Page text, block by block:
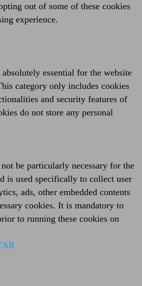
out of some of these cookies
experience.
absolutely essential for the website
category only includes cookies
and security features of
do not store any personal
be particularly necessary for the
is used specifically to collect user
ads, other embedded contents
cookies. It is mandatory to
to running these cookies on